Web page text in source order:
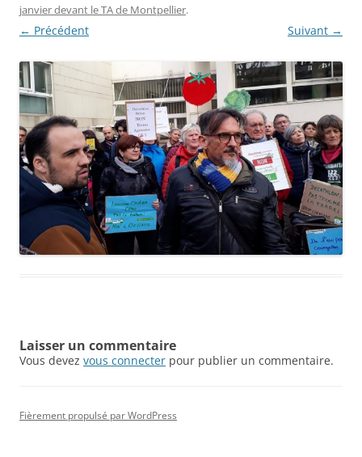
janvier devant le TA de Montpellier.
← Précédent Suivant →
Laisser un commentaire
Vous devez vous connecter pour publier un commentaire.
Fièrement propulsé par WordPress